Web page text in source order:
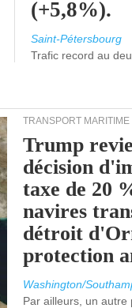
(+5,8%).
Saint-Pétersbourg
Trafic record au
TRANSPORT MARITIME
Trump
décision
taxe de 20
navires
détroit
protection
Washington/
Par ailleurs, un autre